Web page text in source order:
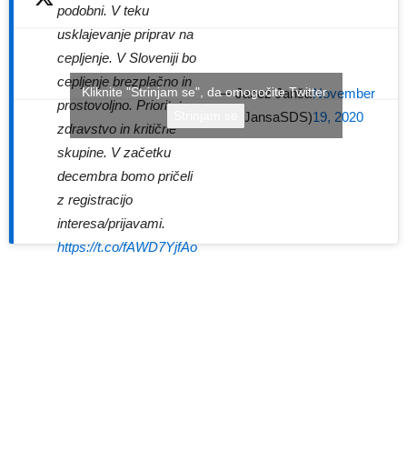
podobni. V teku
usklajevanje priprav na
cepljenje. V Sloveniji bo
cepljenje brezplačno in
prostovoljno. Prioriteta
zdravstvo in kritične
skupine. V začetku
decembra bomo pričeli
z registracijo
interesa/prijavami.
https://t.co/fAWD7YjfAo
— Janez Janša
(@JJansaSDS)
November
19, 2020
Kliknite "Strinjam se", da omogočite Twitter